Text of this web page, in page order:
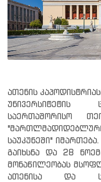
ათენის
უნივერსიტეტის
საერთაშორისო
საუკუნეში"
გაიხსნა და 28
მონაწილეობას
ათენისა და